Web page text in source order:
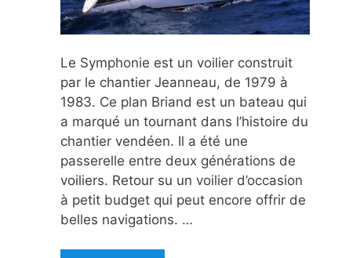
Le Symphonie est un voilier construit
par le chantier Jeanneau, de 1979 à
1983. Ce plan Briand est un bateau qui
a marqué un tournant dans l’histoire du
chantier vendéen. Il a été une
passerelle entre deux générations de
voiliers. Retour su un voilier d’occasion
à petit budget qui peut encore offrir de
belles navigations. …